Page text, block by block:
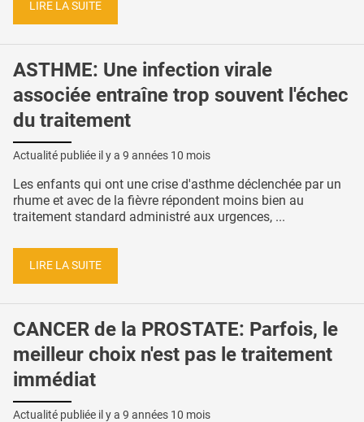
LIRE LA SUITE
ASTHME: Une infection virale
associée entraîne trop souvent l'échec
du traitement
Actualité publiée il y a 9 années 10 mois
Les enfants qui ont une crise d'asthme déclenchée par un
rhume et avec de la fièvre répondent moins bien au
traitement standard administré aux urgences, ...
LIRE LA SUITE
CANCER de la PROSTATE: Parfois, le
meilleur choix n'est pas le traitement
immédiat
Actualité publiée il y a 9 années 10 mois